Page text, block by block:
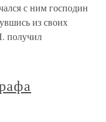
с ним господин
из своих
получил